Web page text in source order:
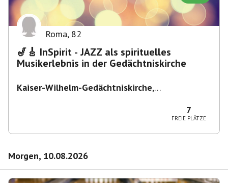
Roma, 82
🎷🎸 InSpirit - JAZZ als spirituelles
Musikerlebnis in der Gedächtniskirche
Kaiser-Wilhelm-Gedächtniskirche,
7
FREIE PLÄTZE
Morgen, 10.08.2026